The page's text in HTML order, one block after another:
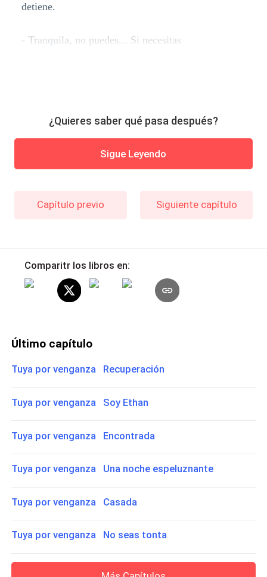
detiene.
- Tranquila, no puedes... Si necesitas
¿Quieres saber qué pasa después?
Sigue Leyendo
Capítulo previo Siguiente capítulo
Comparitr los libros en:
Último capítulo
Tuya por venganza Recuperación
Tuya por venganza Soy Ethan
Tuya por venganza Encontrada
Tuya por venganza Una noche espeluznante
Tuya por venganza Casada
Tuya por venganza No seas tonta